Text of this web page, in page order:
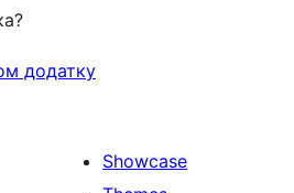
додатку
Showcase